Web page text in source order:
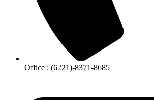
Office : (6221)-8371-8685